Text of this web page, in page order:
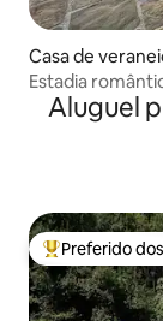
Casa de
Estadia
Aluguel
Entre os
Preferido